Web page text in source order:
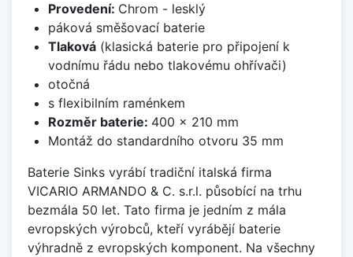
Provedení: Chrom - lesklý
páková směšovací baterie
Tlaková(klasická baterie pro připojení k
vodnímu řádu nebo tlakovému ohřívači)
otočná
s flexibilním raménkem
Rozměr baterie: 400 x 210 mm
Montáž do standardního otvoru 35 mm
Baterie Sinks vyrábí tradiční italská firma
VICARIO ARMANDO & C. s.r.l. působící na trhu
bezmála 50 let. Tato firma je jedním z mála
evropských výrobců, kteří vyrábějí baterie
výhradně z evropských komponent. Na všechny